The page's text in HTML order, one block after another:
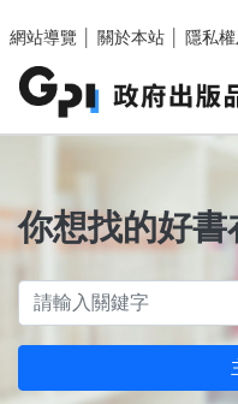
網站導覽
關於本站 隱私
你想找的好書